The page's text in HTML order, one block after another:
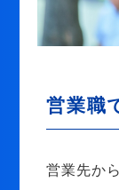
営業職
営業先か